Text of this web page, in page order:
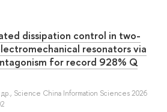
dissipation control in two-
resonators via
for record 928% Q
, Science China Information Sciences 2026